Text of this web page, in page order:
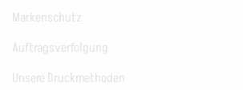
Markenschutz
Auftragsverfolgung
Unsere Druckmethoden